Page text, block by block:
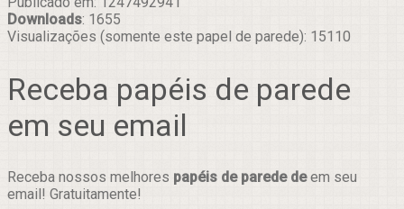
Downloads: 1655
Visualizações (somente este papel de parede): 15110
Receba papéis de parede
em seu email
Receba nossos melhores papéis de parede deem seu
email! Gratuitamente!